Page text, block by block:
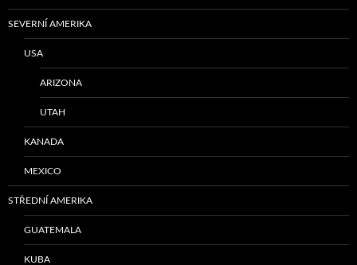
SEVERNÍ AMERIKA
USA
ARIZONA
UTAH
KANADA
MEXICO
STŘEDNÍ AMERIKA
GUATEMALA
KUBA